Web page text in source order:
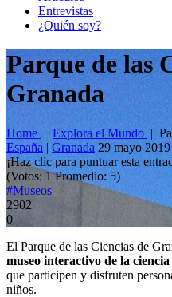
Entrevistas
¿Quién soy?
Parque de las
Granada
Home | Explora el Mundo |
España | Granada 29 mayo 2019
¡Haz clic para puntuar esta
(Votos: 1Promedio: 5)
#Museos
2902
0
El Parque de las Ciencias de
museo interactivo de la ciencia
que participen y disfruten
niños.